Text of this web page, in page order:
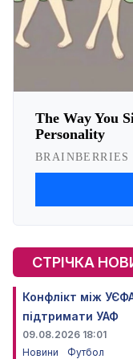
СТРІЧКА
Конфлікт між
підтримати УАФ
09.08.2026 18:01
Новини
Футбол